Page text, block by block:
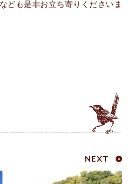
ども是非お立ち寄りくださいま
NEXT